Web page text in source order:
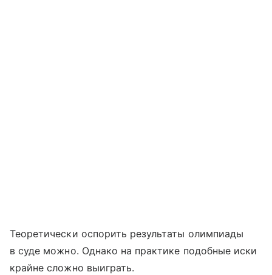
Теоретически оспорить результаты олимпиады
в суде можно. Однако на практике подобные иски
крайне сложно выиграть.